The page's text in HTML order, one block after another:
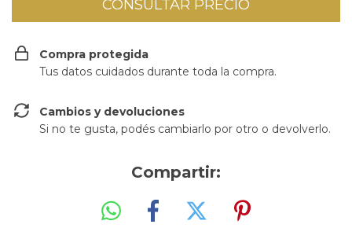
Compra protegida
Tus datos cuidados durante toda la compra.
Cambios y devoluciones
Si no te gusta, podés cambiarlo por otro o devolverlo.
Compartir: